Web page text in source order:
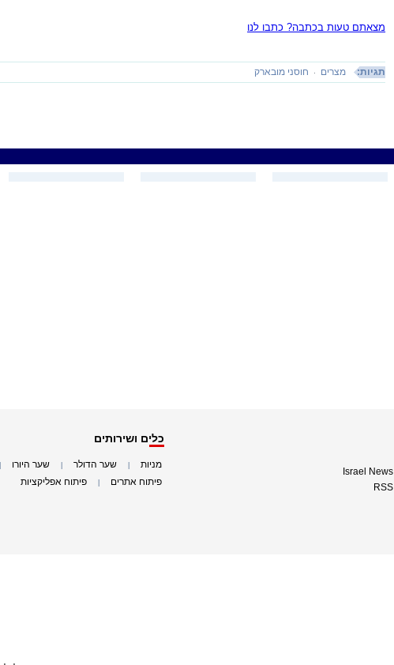
מצאתם טעות בכתבה? כתבו לנו
תגיות: מצרים חוסני מובארק
Israel News
RSS
כלים ושירותים
מניות שער הדולר שער היורו
פיתוח אתרים פיתוח אפליקציות